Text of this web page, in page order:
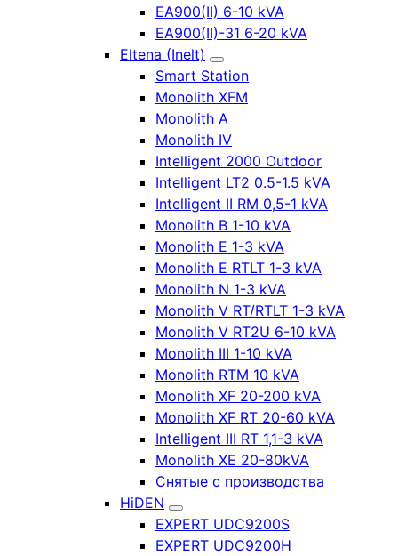
EA900(II) 6-10 kVA
EA900(II)-31 6-20 kVA
Eltena (Inelt)
Smart Station
Monolith XFM
Monolith A
Monolith IV
Intelligent 2000 Outdoor
Intelligent LT2 0.5-1.5 kVA
Intelligent II RM 0,5-1 kVA
Monolith B 1-10 kVA
Monolith E 1-3 kVA
Monolith E RTLT 1-3 kVA
Monolith N 1-3 kVA
Monolith V RT/RTLT 1-3 kVA
Monolith V RT2U 6-10 kVA
Monolith III 1-10 kVA
Monolith RTM 10 kVA
Monolith XF 20-200 kVA
Monolith XF RT 20-60 kVA
Intelligent III RT 1,1-3 kVA
Monolith XE 20-80kVA
Снятые с производства
HiDEN
EXPERT UDC9200S
EXPERT UDC9200H